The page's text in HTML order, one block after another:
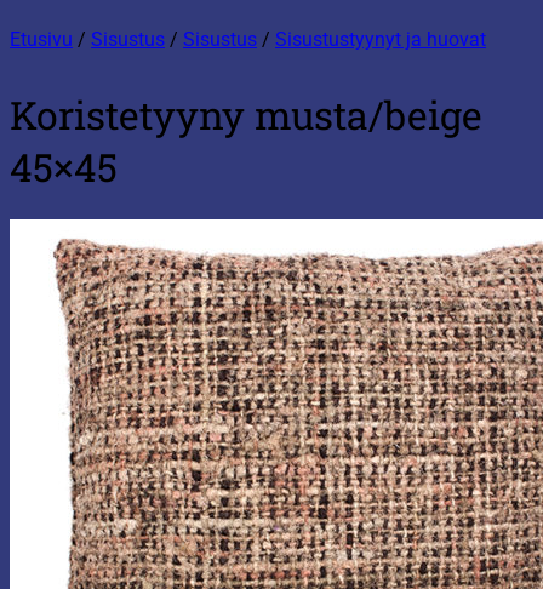
Etusivu / Sisustus / Sisustus / Sisustustyynyt ja huovat
Koristetyyny musta/beige
45×45